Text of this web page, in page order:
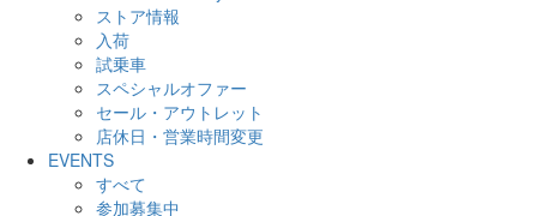
ストア情報
入荷
試乗車
スペシャルオファー
セール・アウトレット
店休日・営業時間変更
EVENTS
すべて
参加募集中